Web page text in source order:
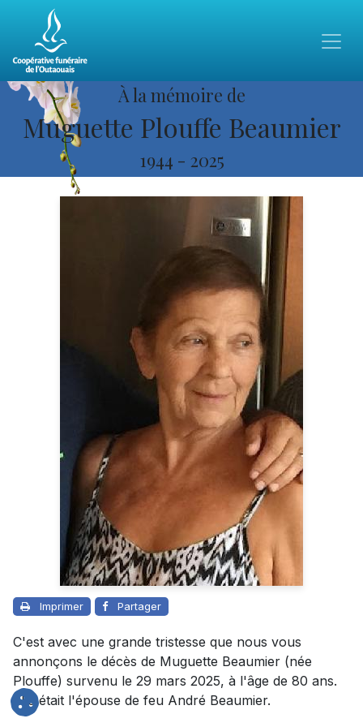
À la mémoire de
Muguette Plouffe Beaumier
1944 - 2025
Imprimer Partager
C'est avec une grande tristesse que nous vous
annonçons le décès de Muguette Beaumier (née
Plouffe) survenu le 29 mars 2025, à l'âge de 80 ans.
Elle était l'épouse de feu André Beaumier.